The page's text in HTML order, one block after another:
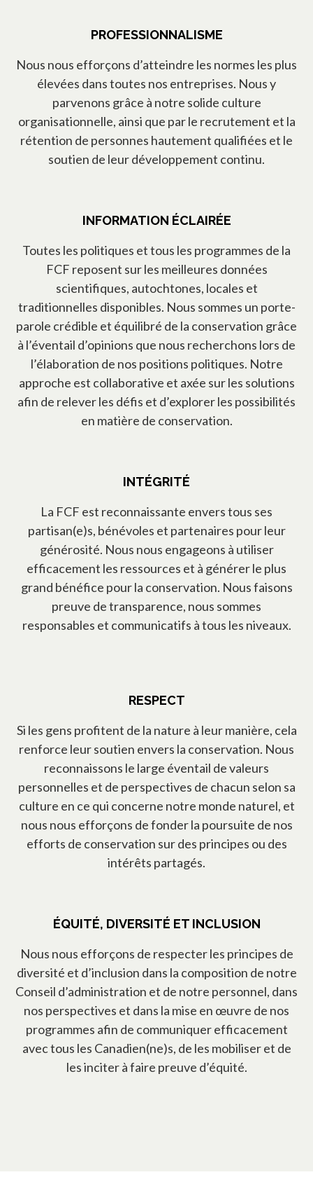
PROFESSIONNALISME
Nous nous efforçons d’atteindre les normes les plus
élevées dans toutes nos entreprises. Nous y
parvenons grâce à notre solide culture
organisationnelle, ainsi que par le recrutement et la
rétention de personnes hautement qualifiées et le
soutien de leur développement continu.
INFORMATION ÉCLAIRÉE
Toutes les politiques et tous les programmes de la
FCF reposent sur les meilleures données
scientifiques, autochtones, locales et
traditionnelles disponibles. Nous sommes un porte-
parole crédible et équilibré de la conservation grâce
à l’éventail d’opinions que nous recherchons lors de
l’élaboration de nos positions politiques. Notre
approche est collaborative et axée sur les solutions
afin de relever les défis et d’explorer les possibilités
en matière de conservation.
INTÉGRITÉ
La FCF est reconnaissante envers tous ses
partisan(e)s, bénévoles et partenaires pour leur
générosité. Nous nous engageons à utiliser
efficacement les ressources et à générer le plus
grand bénéfice pour la conservation. Nous faisons
preuve de transparence, nous sommes
responsables et communicatifs à tous les niveaux.
RESPECT
Si les gens profitent de la nature à leur manière, cela
renforce leur soutien envers la conservation. Nous
reconnaissons le large éventail de valeurs
personnelles et de perspectives de chacun selon sa
culture en ce qui concerne notre monde naturel, et
nous nous efforçons de fonder la poursuite de nos
efforts de conservation sur des principes ou des
intérêts partagés.
ÉQUITÉ, DIVERSITÉ ET INCLUSION
Nous nous efforçons de respecter les principes de
diversité et d’inclusion dans la composition de notre
Conseil d’administration et de notre personnel, dans
nos perspectives et dans la mise en œuvre de nos
programmes afin de communiquer efficacement
avec tous les Canadien(ne)s, de les mobiliser et de
les inciter à faire preuve d’équité.